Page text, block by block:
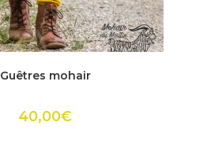
Ce
produit
a
Les
options
Guêtres mohair
40,00€